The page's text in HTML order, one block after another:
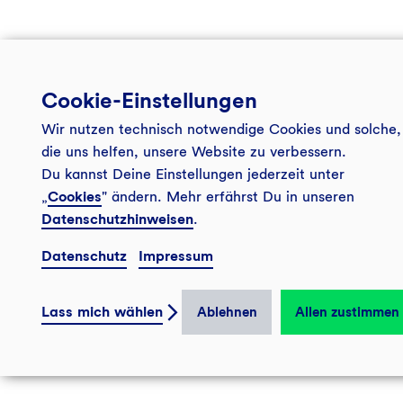
Cookie-Einstellungen
Wir nutzen technisch notwendige Cookies und solche,
die uns helfen, unsere Website zu verbessern.
Du kannst Deine Einstellungen jederzeit unter
„Cookies" ändern. Mehr erfährst Du in unseren
Datenschutzhinweisen.
Datenschutz Impressum
Lass mich wählen Ablehnen Allen zustimmen